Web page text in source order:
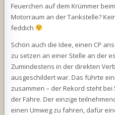
Feuerchen auf dem Krümmer
Motorraum an der Tankstelle?
feddich
Schön auch die Idee, einen CP
zu setzen an einer Stelle an der
Zumindestens in der direkten
ausgeschildert war. Das führte
zusammen – der Rekord steht
der Fähre. Der einzige
einen Umweg zu fahren, dafür